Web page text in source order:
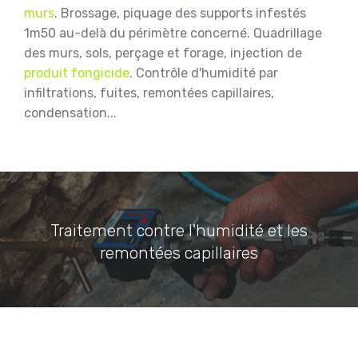
murs. Brossage, piquage des supports infestés
1m50 au-delà du périmètre concerné. Quadrillage
des murs, sols, perçage et forage, injection de
produit fongicide. Contrôle d'humidité par
infiltrations, fuites, remontées capillaires,
condensation...
Traitement contre l'humidité et les
remontées capillaires